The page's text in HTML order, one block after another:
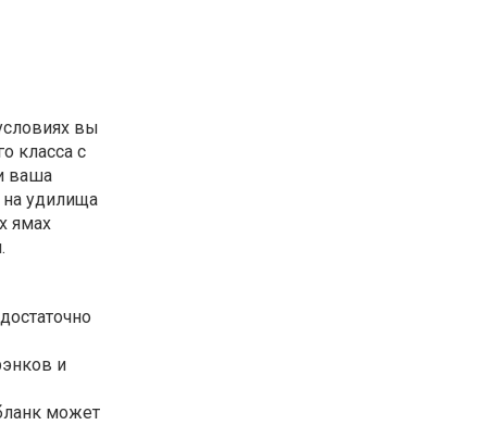
вы
класса с
ваша
на удилища
ямах
и
может